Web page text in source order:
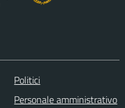
Politici
Personale amministrativo